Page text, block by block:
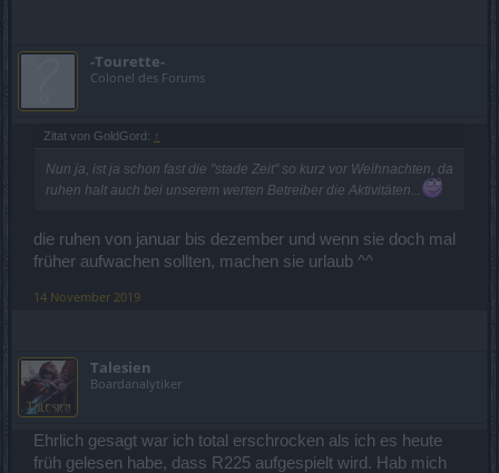
-Tourette-
Colonel des Forums
Zitat von GoldGord: ↑
Nun ja, ist ja schon fast die "stade Zeit" so kurz vor Weihnachten, da
ruhen halt auch bei unserem werten Betreiber die Aktivitäten...
die ruhen von januar bis dezember und wenn sie doch mal
früher aufwachen sollten, machen sie urlaub ^^
14 November 2019
Talesien
Boardanalytiker
Ehrlich gesagt war ich total erschrocken als ich es heute
früh gelesen habe, dass R225 aufgespielt wird. Hab mich